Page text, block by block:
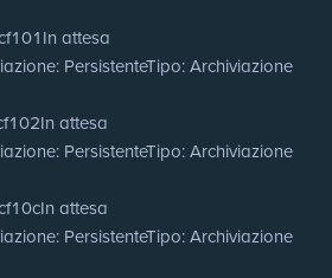
In attesa
: PersistenteTipo: Archiviazione
In attesa
: PersistenteTipo: Archiviazione
In attesa
: PersistenteTipo: Archiviazione